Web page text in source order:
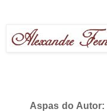
Aspas do Autor: